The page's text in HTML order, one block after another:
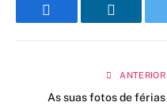
ANTERIOR
As suas fotos de férias